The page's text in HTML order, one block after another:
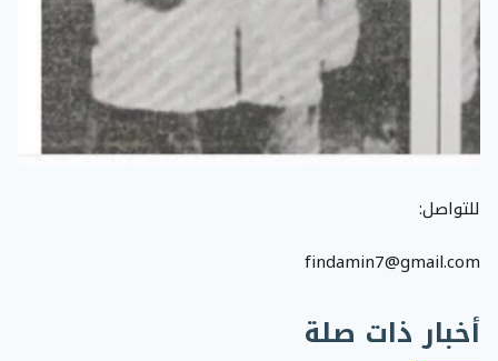
للتواصل:
findamin7@gmail.com
أخبار ذات صلة